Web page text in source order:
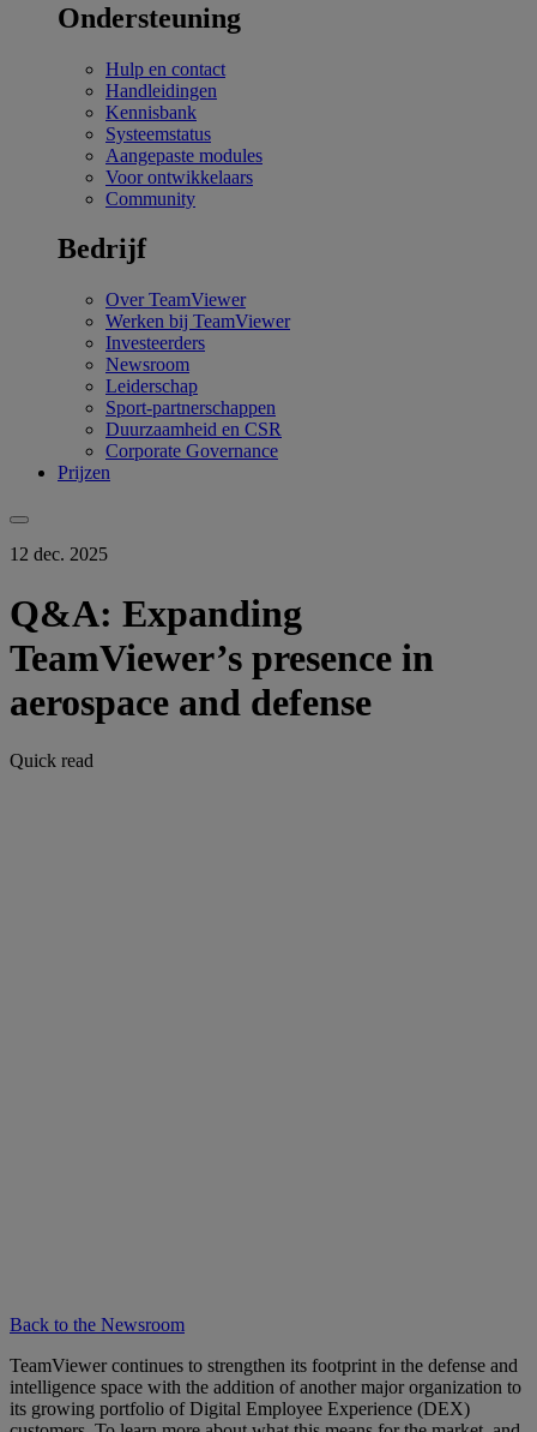
Ondersteuning
Hulp en contact
Handleidingen
Kennisbank
Systeemstatus
Aangepaste modules
Voor ontwikkelaars
Community
Bedrijf
Over TeamViewer
Werken bij TeamViewer
Investeerders
Newsroom
Leiderschap
Sport-partnerschappen
Duurzaamheid en CSR
Corporate Governance
Prijzen
12 dec. 2025
Q&A: Expanding
TeamViewer’s presence in
aerospace and defense
Quick read
Back to the Newsroom
TeamViewer continues to strengthen its footprint in the defense and
intelligence space with the addition of another major organization to
its growing portfolio of Digital Employee Experience (DEX)